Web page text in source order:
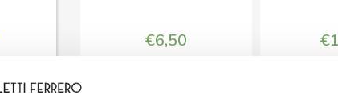
€6,50 €